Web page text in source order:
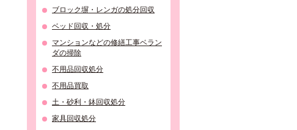
ブロック塀・レンガの処分回収
ベッド回収・処分
マンションなどの修繕工事ベラン
ダの掃除
不用品回収処分
不用品買取
土・砂利・鉢回収処分
家具回収処分